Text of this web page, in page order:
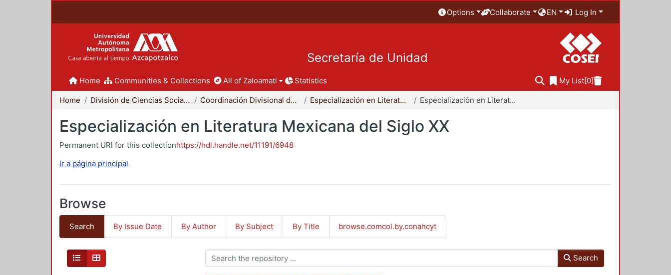
Options Collaborate EN Log In
Secretaría de Unidad
Home Communities & Collections All of Zaloamati Statistics My List[0]
Home División de Ciencias Sociales y Humanidades Coordinación Divisional de Posgrado Especialización en Literatura Mexicana del Siglo XX Especialización en Literatura Mexicana del Siglo XX
Especialización en Literatura Mexicana del Siglo XX
Permanent URI for this collectionhttps://hdl.handle.net/11191/6948
Ir a página principal
Browse
Search By Issue Date By Author By Subject By Title browse.comcol.by.conahcyt
Search